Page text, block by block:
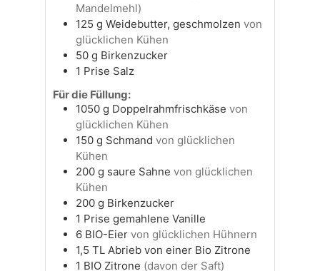
Mandelmehl)
125 g Weidebutter, geschmolzen von
glücklichen Kühen
50 g Birkenzucker
1 Prise Salz
Für die Füllung:
1050 g Doppelrahmfrischkäse von
glücklichen Kühen
150 g Schmand von glücklichen
Kühen
200 g saure Sahne von glücklichen
Kühen
200 g Birkenzucker
1 Prise gemahlene Vanille
6 BIO-Eier von glücklichen Hühnern
1,5 TL Abrieb von einer Bio Zitrone
1 BIO Zitrone (davon der Saft)